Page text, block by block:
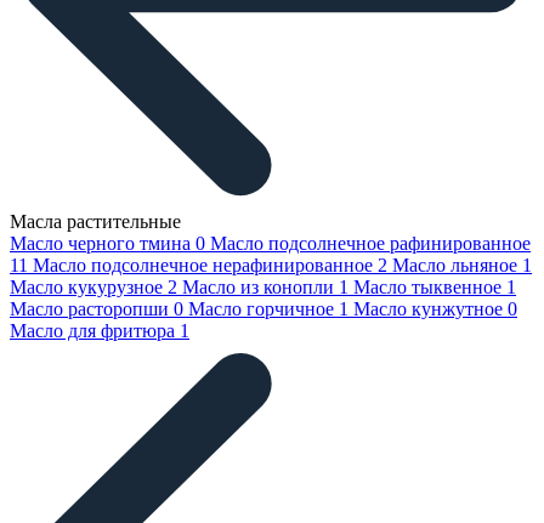
Масла растительные
Масло черного тмина 0 Масло подсолнечное рафинированное
11 Масло подсолнечное нерафинированное 2 Масло льняное 1
Масло кукурузное 2 Масло из конопли 1 Масло тыквенное 1
Масло расторопши 0 Масло горчичное 1 Масло кунжутное 0
Масло для фритюра 1